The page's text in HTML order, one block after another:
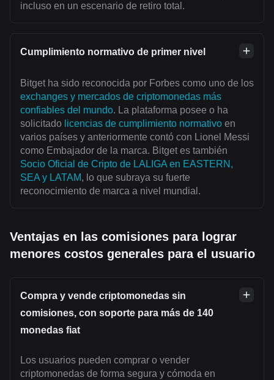
incluso en un escenario de retiro total.
Cumplimiento normativo de primer nivel
Bitget ha sido reconocida por Forbes como uno de los
exchanges y mercados de criptomonedas más
confiables del mundo. La plataforma posee o ha
solicitado licencias de cumplimiento normativo en
varios países y anteriormente contó con Lionel Messi
como Embajador de la marca. Bitget es también
Socio Oficial de Cripto de LALIGA en EASTERN,
SEA y LATAM, lo que subraya su fuerte
reconocimiento de marca a nivel mundial.
Ventajas en las comisiones para lograr
menores costos generales para el usuario
Compra y vende criptomonedas sin
comisiones, con soporte para más de 140
monedas fiat
Los usuarios pueden comprar o vender
criptomonedas de forma segura y cómoda en